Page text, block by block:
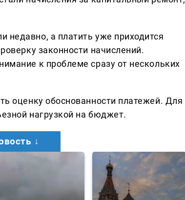
а платить уже приходится
законности начислений.
к проблеме сразу от нескольких
оценку обоснованности платежей. Для
нагрузкой на бюджет.
↓